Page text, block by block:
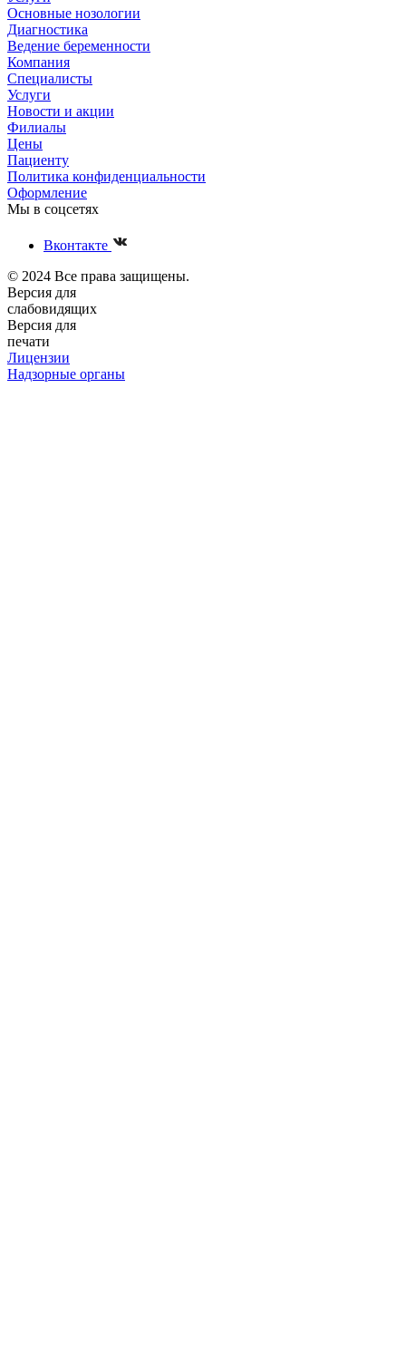
Основные нозологии
Диагностика
Ведение беременности
Компания
Специалисты
Услуги
Новости и акции
Филиалы
Цены
Пациенту
Политика конфиденциальности
Оформление
Мы в соцсетях
Вконтакте
© 2024 Все права защищены.
Версия для
слабовидящих
Версия для
печати
Лицензии
Надзорные органы